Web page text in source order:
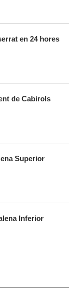
en 24 hores
de Cabirols
Superior
Inferior